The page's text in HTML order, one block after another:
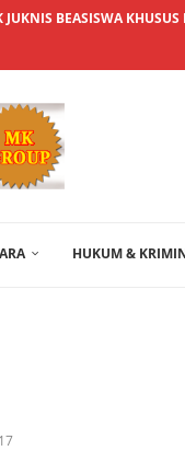
BEASISWA
HUKUM &